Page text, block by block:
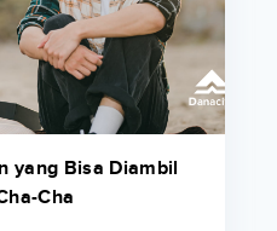
yang Bisa Diambil
Cha